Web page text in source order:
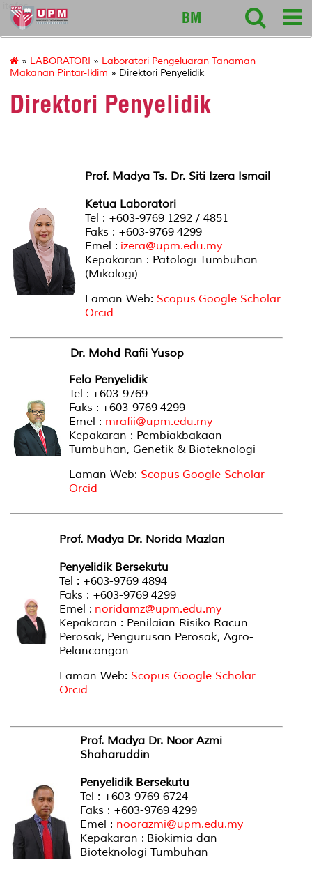
itafos
BM
» LABORATORI » Laboratori Pengeluaran Tanaman
Makanan Pintar-Iklim » Direktori Penyelidik
Direktori Penyelidik
Prof. Madya Ts. Dr. Siti Izera Ismail
Ketua Laboratori
Tel : +603-9769 1292 / 4851
Faks : +603-9769 4299
Emel : izera@upm.edu.my
Kepakaran : Patologi Tumbuhan
(Mikologi)
Laman Web: Scopus Google Scholar
Orcid
Dr. Mohd Rafii Yusop
Felo Penyelidik
Tel : +603-9769
Faks : +603-9769 4299
Emel : mrafii@upm.edu.my
Kepakaran : Pembiakbakaan
Tumbuhan, Genetik & Bioteknologi
Laman Web: Scopus Google Scholar
Orcid
Prof. Madya Dr. Norida Mazlan
Penyelidik Bersekutu
Tel : +603-9769 4894
Faks : +603-9769 4299
Emel : noridamz@upm.edu.my
Kepakaran : Penilaian Risiko Racun
Perosak, Pengurusan Perosak, Agro-
Pelancongan
Laman Web: Scopus Google Scholar
Orcid
Prof. Madya Dr. Noor Azmi
Shaharuddin
Penyelidik Bersekutu
Tel : +603-9769 6724
Faks : +603-9769 4299
Emel : noorazmi@upm.edu.my
Kepakaran : Biokimia dan
Bioteknologi Tumbuhan